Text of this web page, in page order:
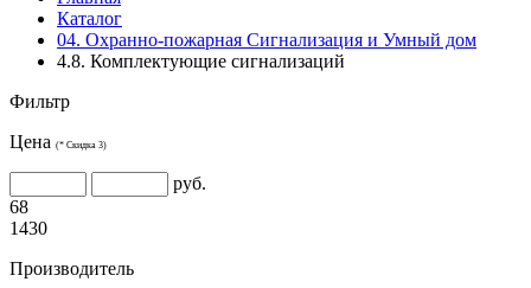
Каталог
04. Охранно-пожарная Сигнализация и Умный дом
4.8. Комплектующие сигнализаций
Фильтр
Цена (* Скидка 3)
руб.
68
1430
Производитель